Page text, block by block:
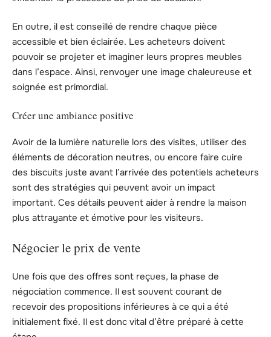
En outre, il est conseillé de rendre chaque pièce
accessible et bien éclairée. Les acheteurs doivent
pouvoir se projeter et imaginer leurs propres meubles
dans l’espace. Ainsi, renvoyer une image chaleureuse et
soignée est primordial.
Créer une ambiance positive
Avoir de la lumière naturelle lors des visites, utiliser des
éléments de décoration neutres, ou encore faire cuire
des biscuits juste avant l’arrivée des potentiels acheteurs
sont des stratégies qui peuvent avoir un impact
important. Ces détails peuvent aider à rendre la maison
plus attrayante et émotive pour les visiteurs.
Négocier le prix de vente
Une fois que des offres sont reçues, la phase de
négociation commence. Il est souvent courant de
recevoir des propositions inférieures à ce qui a été
initialement fixé. Il est donc vital d’être préparé à cette